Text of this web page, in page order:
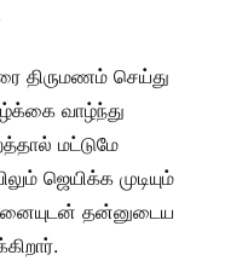
திருமணம் செய்து
வாழ்ந்து
மட்டுமே
ஜெயிக்க முடியும்
தன்னுடைய